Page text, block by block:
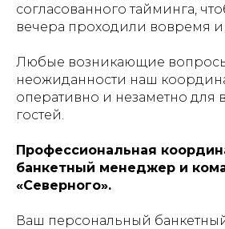
согласованного тайминга,
вечера проходили вовремя
Любые возникающие
неожиданности наш
оперативно и незаметно для
гостей.
Профессиональная
банкетный менеджер и
«Северного».
Ваш персональный